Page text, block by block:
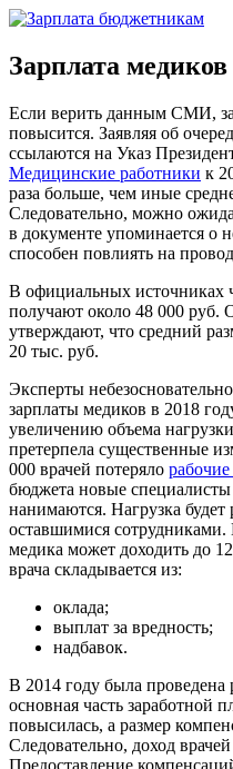
Зарплата медиков
Если верить данным СМИ,
повысится. Заявляя об
ссылаются на Указ
Медицинские работники к
раза больше, чем иные
Следовательно, можно
в документе упоминается о
способен повлиять на
В официальных источниках
получают около 48 000 руб.
утверждают, что средний
20 тыс. руб.
Эксперты
зарплаты медиков в 2018
увеличению объема
претерпела существенные
000 врачей потеряло рабочие
бюджета новые
нанимаются. Нагрузка будет
оставшимися сотрудниками.
медика может доходить до
врача складывается из:
оклада;
выплат за вредность;
надбавок.
В 2014 году была проведена
основная часть заработной
повысилась, а размер
Следовательно, доход
Предоставление